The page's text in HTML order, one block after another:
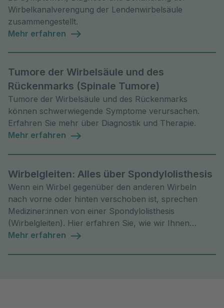
Wirbelkanalverengung der Lendenwirbelsäule
zusammengestellt.
Mehr erfahren
Tumore der Wirbelsäule und des
Rückenmarks (Spinale Tumore)
Tumore der Wirbelsäule und des Rückenmarks
können schwerwiegende Symptome verursachen.
Erfahren Sie mehr über Diagnostik und Therapie.
Mehr erfahren
Wirbelgleiten: Alles über Spondylolisthesis
Wenn ein Wirbel gegenüber den anderen Wirbeln
nach vorne oder hinten verschoben ist, sprechen
Mediziner:innen von einer Spondylolisthesis
(Wirbelgleiten). Hier erfahren Sie, wie wir Ihnen
helfen können!
Mehr erfahren